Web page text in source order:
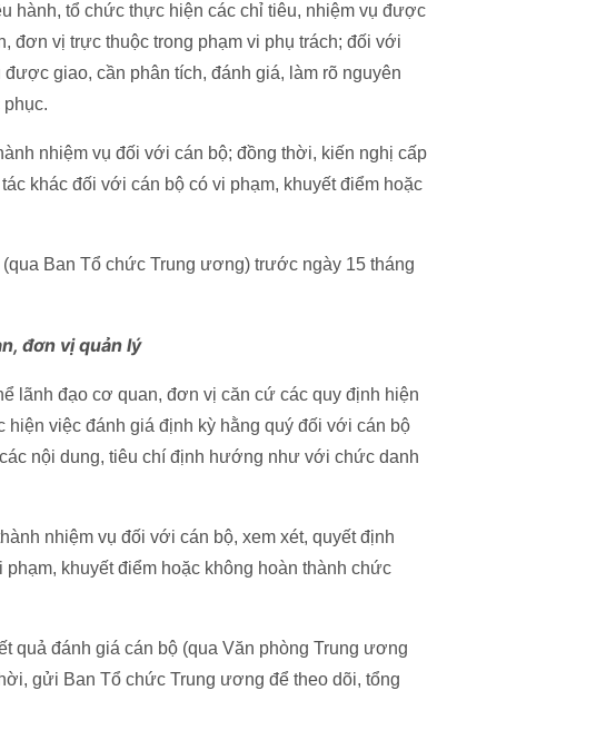
hành, tổ chức thực hiện các chỉ tiêu, nhiệm vụ được
đơn vị trực thuộc trong phạm vi phụ trách; đối với
giao, cần phân tích, đánh giá, làm rõ nguyên
nhiệm vụ đối với cán bộ; đồng thời, kiến nghị cấp
khác đối với cán bộ có vi phạm, khuyết điểm hoặc
Ban Tổ chức Trung ương) trước ngày 15 tháng
đơn vị quản lý
lãnh đạo cơ quan, đơn vị căn cứ các quy định hiện
hiện việc đánh giá định kỳ hằng quý đối với cán bộ
nội dung, tiêu chí định hướng như với chức danh
nhiệm vụ đối với cán bộ, xem xét, quyết định
khuyết điểm hoặc không hoàn thành chức
quả đánh giá cán bộ (qua Văn phòng Trung ương
gửi Ban Tổ chức Trung ương để theo dõi, tổng